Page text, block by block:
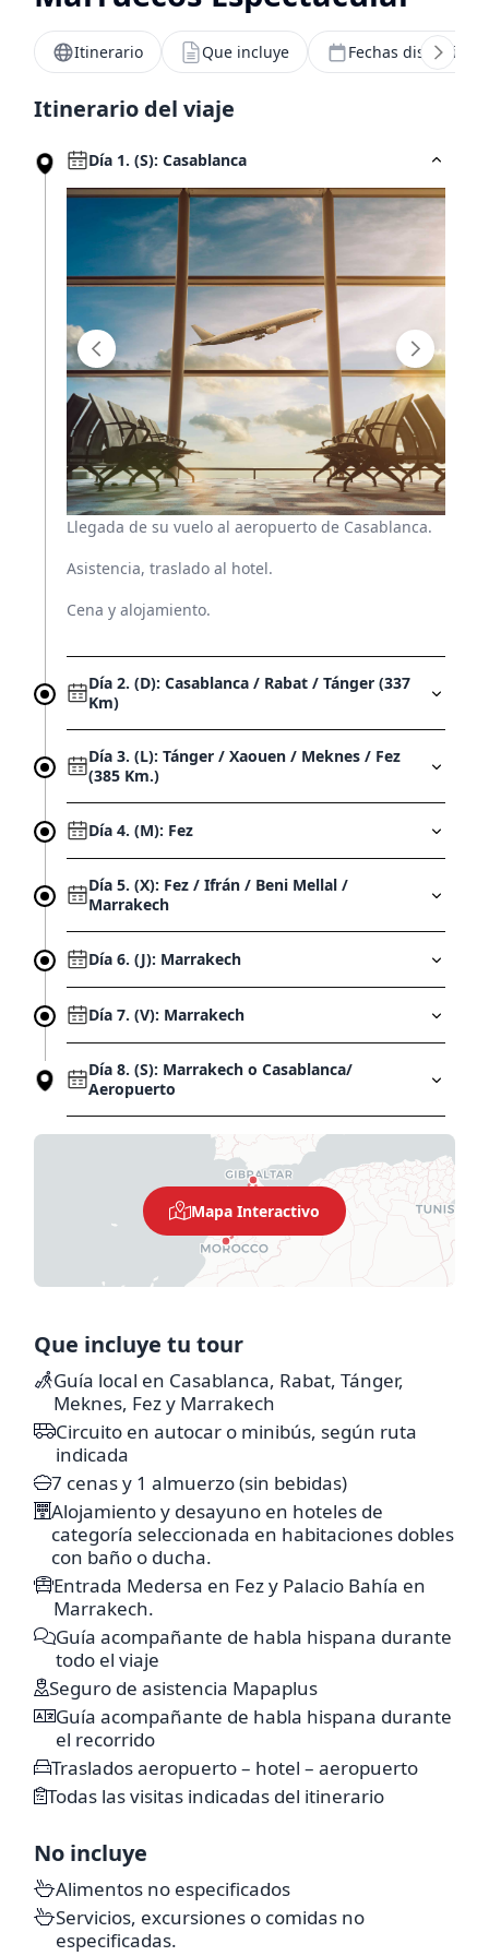
Hoteles por horas
¿Viajas más de 10 personas?
Nosotros te ayudamos
MUNDO JOVEN
Sucursales
Blog
Quienes somos
Franquicias
Escríbenos por whatsapp
Itinerario Que incluye Fechas disponibles
Itinerario del viaje
Día 1. (S): Casablanca
Llegada de su vuelo al aeropuerto de Casablanca.
Asistencia, traslado al hotel.
Cena y alojamiento.
Día 2. (D): Casablanca / Rabat / Tánger (337
Km)
Día 3. (L): Tánger / Xaouen / Meknes / Fez
(385 Km.)
Día 4. (M): Fez
Día 5. (X): Fez / Ifrán / Beni Mellal /
Marrakech
(Almuerzo incluido
en el Paquete Plus P+)
Día 6. (J): Marrakech
(Almuerzo incluido en el Paquete Plus
P+)
(Incluida en Paquete Plus P+)
Día 7. (V): Marrakech
(Almuerzo incluido en el Paquete Plus
Día 8. (S): Marrakech o Casablanca/
Aeropuerto
Mapa Interactivo
Que incluye tu tour
Guía local en Casablanca, Rabat, Tánger,
Meknes, Fez y Marrakech
Circuito en autocar o minibús, según ruta
indicada
7 cenas y 1 almuerzo (sin bebidas)
Alojamiento y desayuno en hoteles de
categoría seleccionada en habitaciones dobles
con baño o ducha.
Entrada Medersa en Fez y Palacio Bahía en
Marrakech.
Guía acompañante de habla hispana durante
todo el viaje
Seguro de asistencia Mapaplus
Guía acompañante de habla hispana durante
el recorrido
Traslados aeropuerto – hotel – aeropuerto
Todas las visitas indicadas del itinerario
No incluye
Alimentos no especificados
Servicios, excursiones o comidas no
especificadas.